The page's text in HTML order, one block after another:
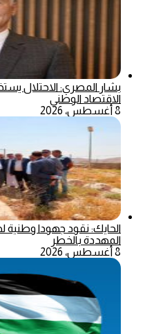
بشار المصري: الاحتلال
الاقتصاد الوطني
8 أغسطس، 2026
الحايك: نقود جهودا وطنية
المهددة بالخطر
8 أغسطس، 2026